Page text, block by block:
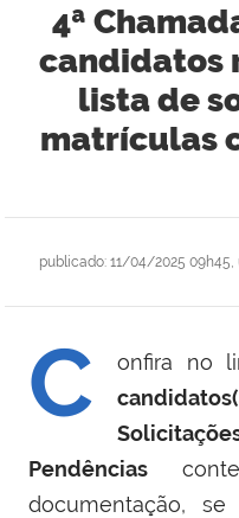
4ª
candidatos
lista de
matrículas
publicado: 11/04/2025 09h45
C onfira no
Pendências
documentação,